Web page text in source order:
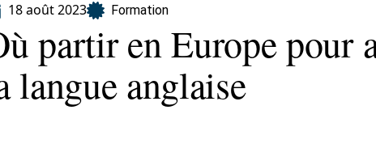
18 août 2023 Formation
partir en Europe pour
langue anglaise